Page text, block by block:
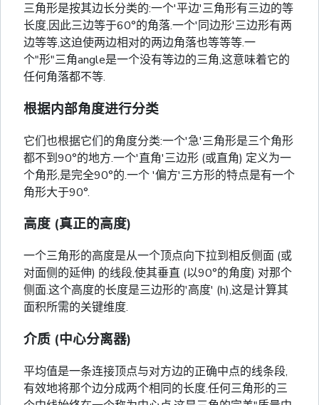
三角形是按其边长分类的:一个'平边'三角形有三边的等
长度,因此三边等于60°的角落.一个'同边形'三边形有两
边等等,这迫使两边相对的两边角落也等等等.一
个"形"三角angle是一个没有等边的三角,这意味着它的
任何角落都不等.
根据内部角度进行分类
它们也根据它们的角度分类:一个'急'三角形是三个角形
都不到90°的地方.一个'直角'三边形 (或直角) 定义为一
个角形,是完全90°的.一个 '偏方'三方形的特点是有一个
角形大于90°.
高度 (真正的高度)
一个三角形的高度是从一个顶点向下拉到相反侧面 (或
对面侧的延伸) 的线段,使其垂直 (以90°的角度) 对那个
侧面.这个高度的长度是三边形的'高度' (h),这是计算其
面积所需的关键维度.
介质 (中心分离器)
平均值是一条连接顶点与对方边的正确中点的线条段,
有效地将那个边分成两个相同的长度.任何三角形的三